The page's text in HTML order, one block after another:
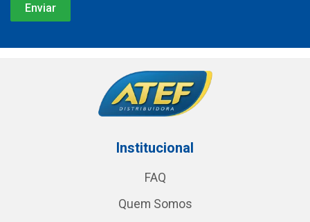
Institucional
FAQ
Quem Somos